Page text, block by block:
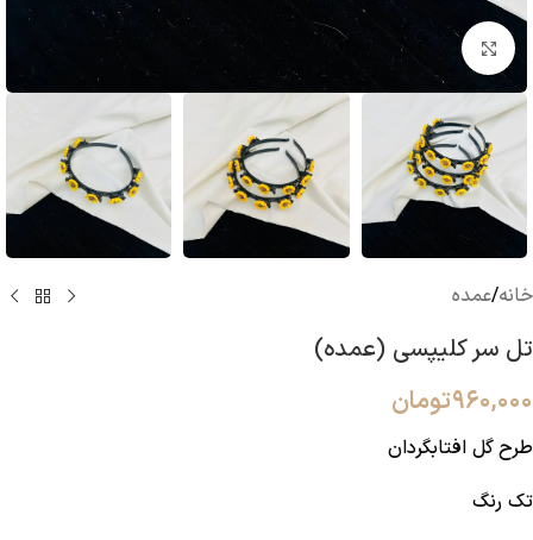
بزرگنمایی تصویر
خانه/عمده
تل سر کلیپسی (عمده)
۹۶۰,۰۰۰تومان
طرح گل افتابگردان
تک رنگ